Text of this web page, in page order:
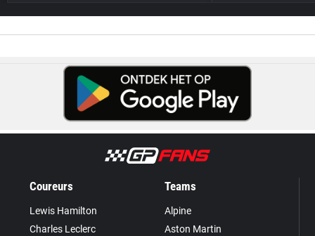
Coureurs
Lewis Hamilton
Charles Leclerc
Teams
Alpine
Aston Martin